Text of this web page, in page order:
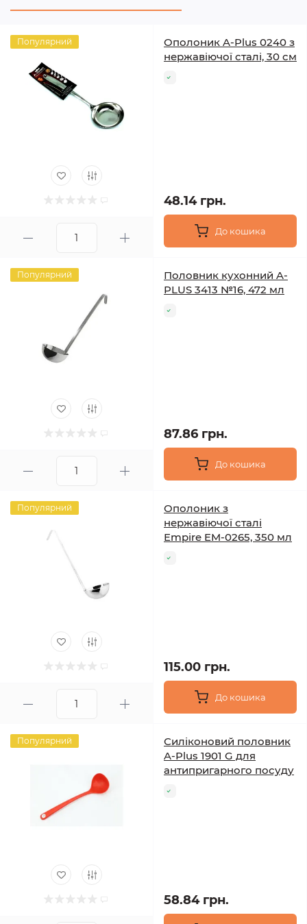
Популярний
Ополоник A-Plus 0240 з
нержавіючої сталі, 30 см
48.14 грн.
До кошика
Популярний
Половник кухонний A-
PLUS 3413 №16, 472 мл
87.86 грн.
До кошика
Популярний
Ополоник з
нержавіючої сталі
Empire EM-0265, 350 мл
115.00 грн.
До кошика
Популярний
Силіконовий половник
A-Plus 1901 G для
антипригарного посуду
58.84 грн.